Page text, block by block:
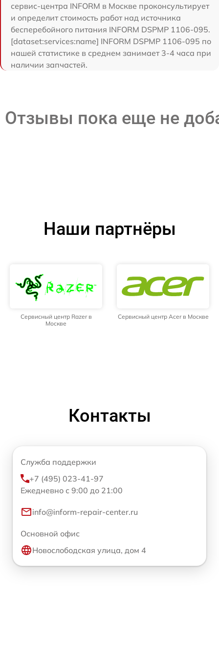
сервис-центра INFORM в Москве проконсультирует
и определит стоимость работ над источника
бесперебойного питания INFORM DSPMP 1106-095.
[dataset:services:name] INFORM DSPMP 1106-095 по
нашей статистике в среднем занимает 3-4 часа при
наличии запчастей.
Отзывы пока еще не
Наши партнёры
Сервисный центр Razer в
Москве
Сервисный центр Acer в Москве
Контакты
Служба поддержки
+7 (495) 023-41-97
Ежедневно с 9:00 до 21:00
info@inform-repair-center.ru
Основной офис
Новослободская улица, дом 4